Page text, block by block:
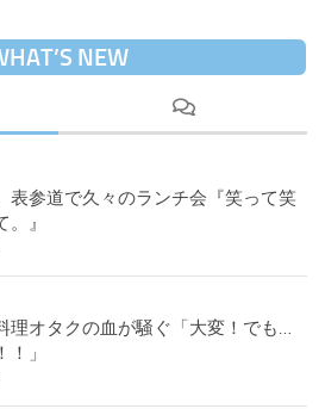
NEW
表参道で久々のランチ会『笑って笑
』
理オタクの血が騒ぐ「大変！でも…
」